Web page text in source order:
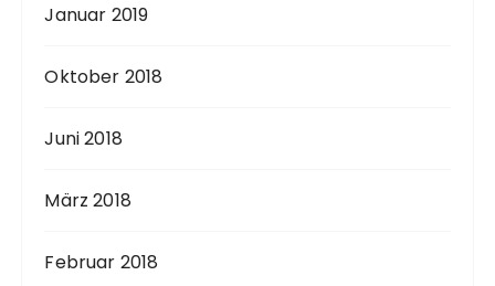
Januar 2019
Oktober 2018
Juni 2018
März 2018
Februar 2018